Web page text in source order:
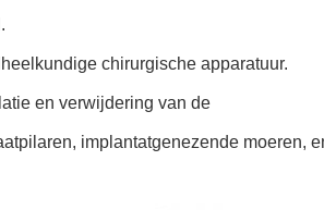
chirurgische apparatuur.
en verwijdering van de
implantatgenezende moeren,